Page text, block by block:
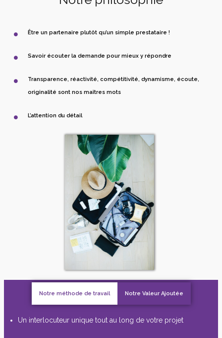
Être un partenaire plutôt qu’un simple prestataire !
Savoir écouter la demande pour mieux y répondre
Transparence, réactivité, compétitivité, dynamisme, écoute,
originalité sont nos maîtres mots
L’attention du détail
Notre méthode de travail Notre Valeur Ajoutée
Un interlocuteur unique tout au long de votre projet